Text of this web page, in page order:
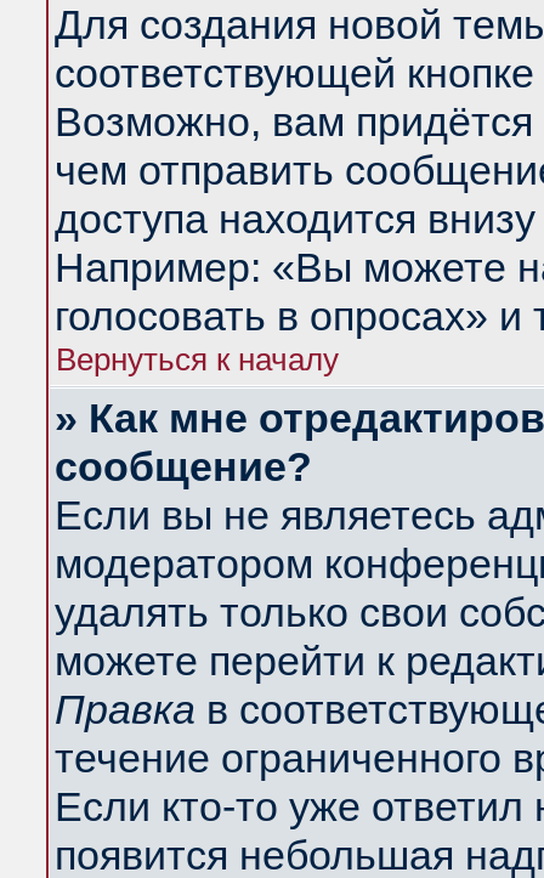
Для создания новой
соответствующей
Возможно, вам придётся
чем отправить
доступа находится
Например: «Вы можете
голосовать в опросах» и
Вернуться к началу
» Как мне
сообщение?
Если вы не являетесь
модератором
удалять только свои
можете перейти к
Правка в
течение ограниченного
Если кто-то уже
появится небольшая